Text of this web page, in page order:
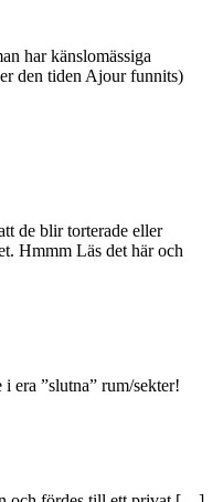
har känslomässiga
den tiden Ajour funnits)
de blir torterade eller
Hmmm Läs det här och
era ”slutna” rum/sekter!